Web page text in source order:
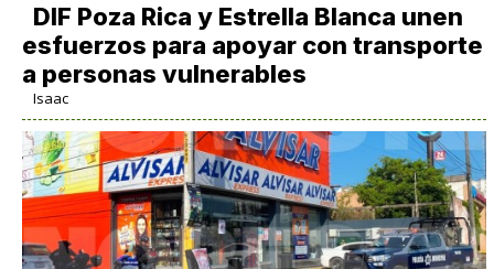
DIF Poza Rica y Estrella Blanca unen
esfuerzos para apoyar con transporte
a personas vulnerables
Isaac